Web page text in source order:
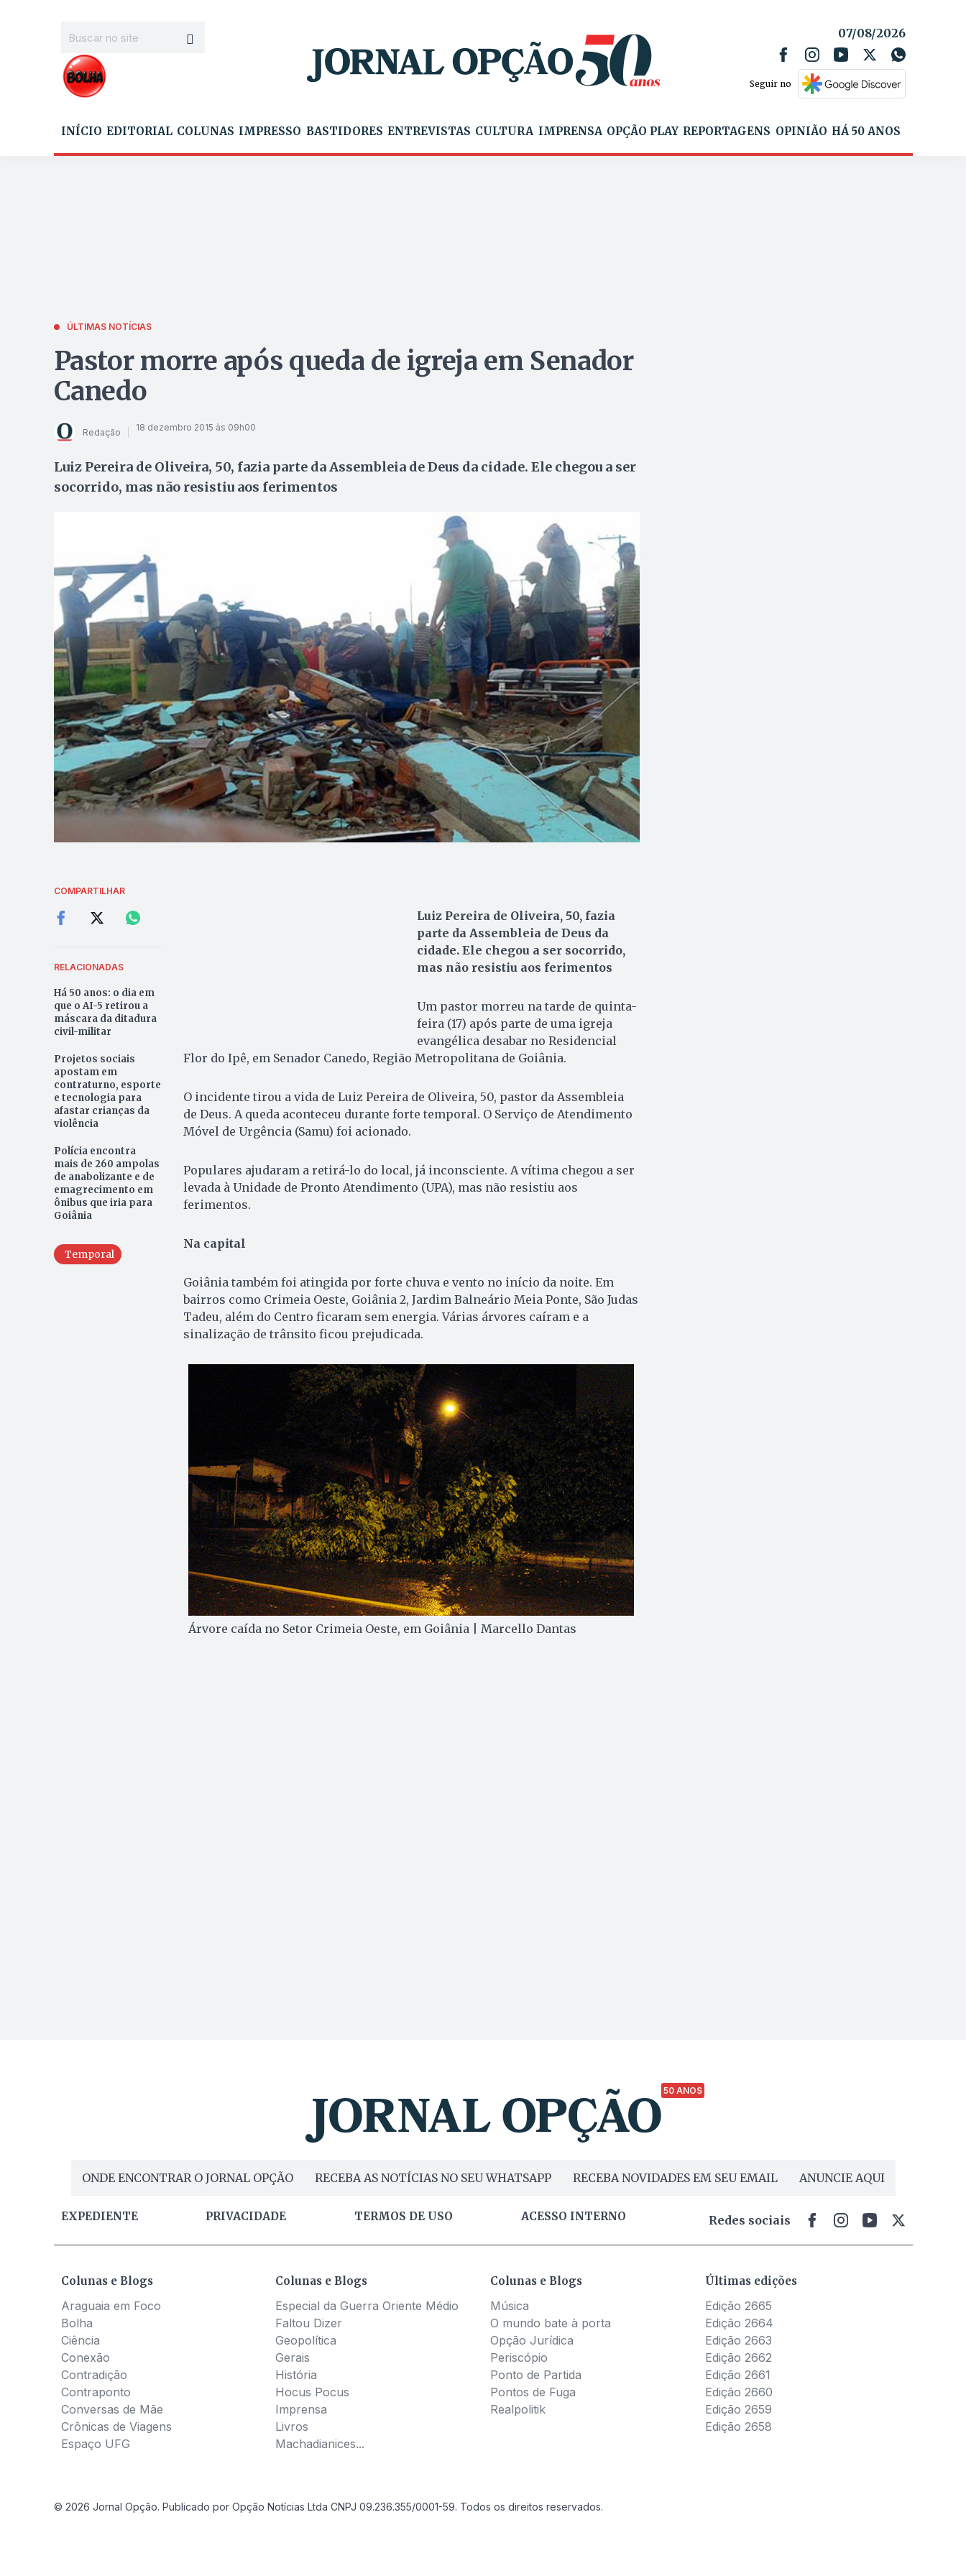
07/08/2026
Seguir no
INÍCIO EDITORIAL COLUNAS IMPRESSO BASTIDORES ENTREVISTAS CULTURA IMPRENSA OPÇÃO PLAY REPORTAGENS OPINIÃO HÁ 50 ANOS
ÚLTIMAS NOTÍCIAS
Pastor morre após queda de igreja em Senador
Canedo
Redação 18 dezembro 2015 às 09h00
Luiz Pereira de Oliveira, 50, fazia parte da Assembleia de Deus da cidade. Ele chegou a ser
socorrido, mas não resistiu aos ferimentos
COMPARTILHAR
RELACIONADAS
Há 50 anos: o dia em
que o AI-5 retirou a
máscara da ditadura
civil-militar
Projetos sociais
apostam em
contraturno, esporte
e tecnologia para
afastar crianças da
violência
Polícia encontra
mais de 260 ampolas
de anabolizante e de
emagrecimento em
ônibus que iria para
Goiânia
Temporal
Luiz Pereira de Oliveira, 50, fazia
parte da Assembleia de Deus da
cidade. Ele chegou a ser socorrido,
mas não resistiu aos ferimentos
Um pastor morreu na tarde de quinta-
feira (17) após parte de uma igreja
evangélica desabar no Residencial
Flor do Ipê, em Senador Canedo, Região Metropolitana de Goiânia.
O incidente tirou a vida de Luiz Pereira de Oliveira, 50, pastor da Assembleia
de Deus. A queda aconteceu durante forte temporal. O Serviço de Atendimento
Móvel de Urgência (Samu) foi acionado.
Populares ajudaram a retirá-lo do local, já inconsciente. A vítima chegou a ser
levada à Unidade de Pronto Atendimento (UPA), mas não resistiu aos
ferimentos.
Na capital
Goiânia também foi atingida por forte chuva e vento no início da noite. Em
bairros como Crimeia Oeste, Goiânia 2, Jardim Balneário Meia Ponte, São Judas
Tadeu, além do Centro ficaram sem energia. Várias árvores caíram e a
sinalização de trânsito ficou prejudicada.
Árvore caída no Setor Crimeia Oeste, em Goiânia | Marcello Dantas
50 ANOS
ONDE ENCONTRAR O JORNAL OPÇÃO RECEBA AS NOTÍCIAS NO SEU WHATSAPP RECEBA NOVIDADES EM SEU EMAIL ANUNCIE AQUI
EXPEDIENTE PRIVACIDADE TERMOS DE USO ACESSO INTERNO Redes sociais
Colunas e Blogs
Araguaia em Foco
Bolha
Ciência
Conexão
Contradição
Contraponto
Conversas de Mãe
Crônicas de Viagens
Espaço UFG
Colunas e Blogs
Especial da Guerra Oriente Médio
Faltou Dizer
Geopolítica
Gerais
História
Hocus Pocus
Imprensa
Livros
Machadianices...
Colunas e Blogs
Música
O mundo bate à porta
Opção Jurídica
Periscópio
Ponto de Partida
Pontos de Fuga
Realpolitik
Últimas edições
Edição 2665
Edição 2664
Edição 2663
Edição 2662
Edição 2661
Edição 2660
Edição 2659
Edição 2658
© 2026 Jornal Opção. Publicado por Opção Notícias Ltda CNPJ 09.236.355/0001-59. Todos os direitos reservados.